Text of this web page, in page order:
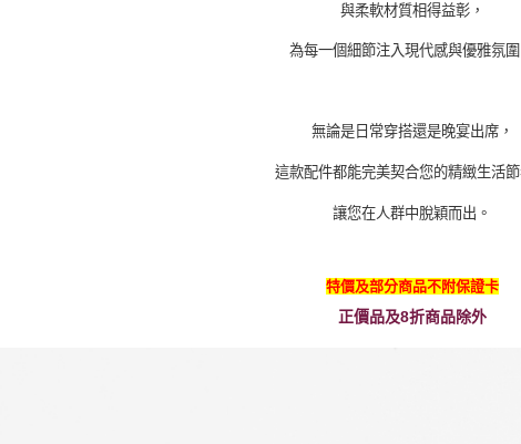
與柔軟材質相得益彰，
為每一個細節注入現代感與優雅氛圍
無論是日常穿搭還是晚宴出席，
這款配件都能完美契合您的精緻生活節
讓您在人群中脫穎而出。
特價及部分商品不附保證卡
正價品及8折商品除外